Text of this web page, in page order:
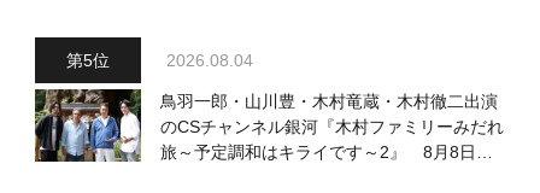
2026.08.04
鳥羽一郎・山川豊・木村竜蔵・木村徹二出演
のCSチャンネル銀河『木村ファミリーみだれ
旅～予定調和はキライです～2』 8月8日